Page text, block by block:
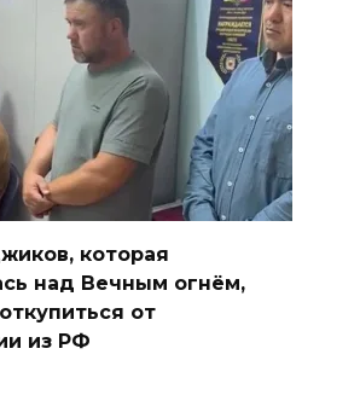
которая
над Вечным огнём,
от
из РФ